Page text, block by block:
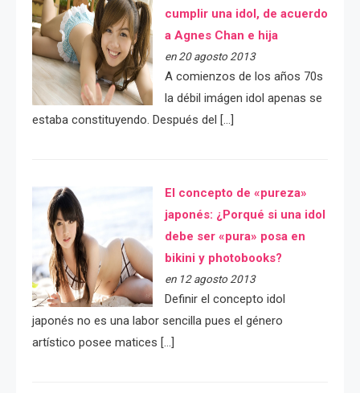
cumplir una idol, de acuerdo
a Agnes Chan e hija
en 20 agosto 2013
A comienzos de los años 70s
la débil imágen idol apenas se
estaba constituyendo. Después del […]
El concepto de «pureza»
japonés: ¿Porqué si una idol
debe ser «pura» posa en
bikini y photobooks?
en 12 agosto 2013
Definir el concepto idol
japonés no es una labor sencilla pues el género
artístico posee matices […]